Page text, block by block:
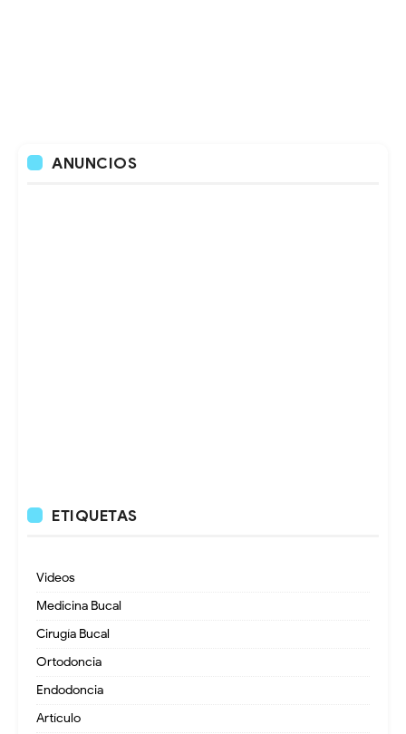
ANUNCIOS
ETIQUETAS
Videos
Medicina Bucal
Cirugía Bucal
Ortodoncia
Endodoncia
Artículo